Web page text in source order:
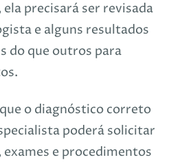
precisará ser revisada
e alguns resultados
do que outros para
.
o diagnóstico correto
poderá solicitar
e procedimentos